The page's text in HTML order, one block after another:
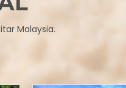
Malaysia.